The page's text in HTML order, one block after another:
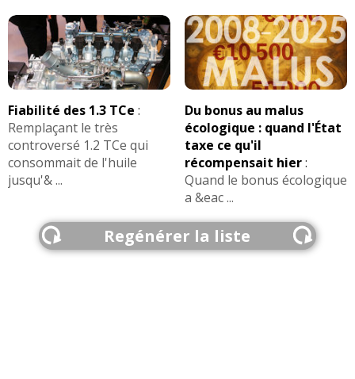
Fiabilité des 1.3 TCe :
Remplaçant le très
controversé 1.2 TCe qui
consommait de l'huile
jusqu'& ...
Du bonus au malus
écologique : quand l'État
taxe ce qu'il
récompensait hier:
Quand le bonus écologique
a &eac ...
Regénérer la liste